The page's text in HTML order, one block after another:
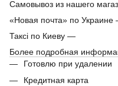
Самовывоз из нашего
«Новая почта» по Украине
Таксі по Киеву —
Более подробная
Готовлю при удалении
Кредитная карта